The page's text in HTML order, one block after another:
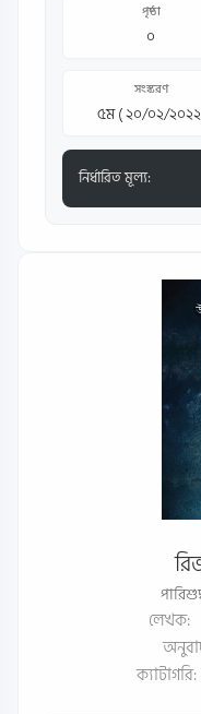
পৃষ্ঠা
০
সংস্করণ
৫ম ( ২০/০২/
নির্ধারিত মূল্য:
লেখক:
ক্যাটাগরি: